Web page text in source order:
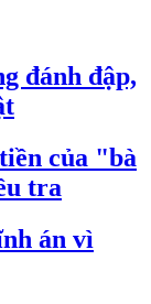
đánh đập,
của "bà
tra
án vì